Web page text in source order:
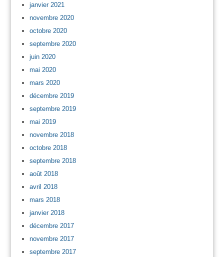
janvier 2021
novembre 2020
octobre 2020
septembre 2020
juin 2020
mai 2020
mars 2020
décembre 2019
septembre 2019
mai 2019
novembre 2018
octobre 2018
septembre 2018
août 2018
avril 2018
mars 2018
janvier 2018
décembre 2017
novembre 2017
septembre 2017